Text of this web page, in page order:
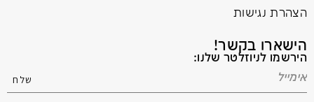
הצהרת נגישות
הישארו בקשר!
הירשמו לניוזלטר שלנו: